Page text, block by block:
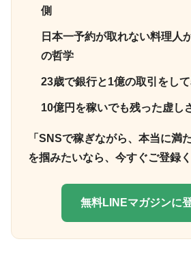
側
日本一予約が取れない料理人
の哲学
23歳で銀行と1億の取引をし
10億円を稼いでも残った虚し
「SNSで稼ぎながら、本当に満
を掴みたいなら、今すぐご登録く
無料LINEマガジンに